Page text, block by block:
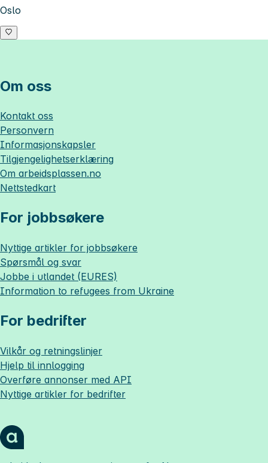
Oslo
Om oss
Kontakt oss
Personvern
Informasjonskapsler
Tilgjengelighetserklæring
Om arbeidsplassen.no
Nettstedkart
For jobbsøkere
Nyttige artikler for jobbsøkere
Spørsmål og svar
Jobbe i utlandet (EURES)
Information to refugees from Ukraine
For bedrifter
Vilkår og retningslinjer
Hjelp til innlogging
Overføre annonser med API
Nyttige artikler for bedrifter